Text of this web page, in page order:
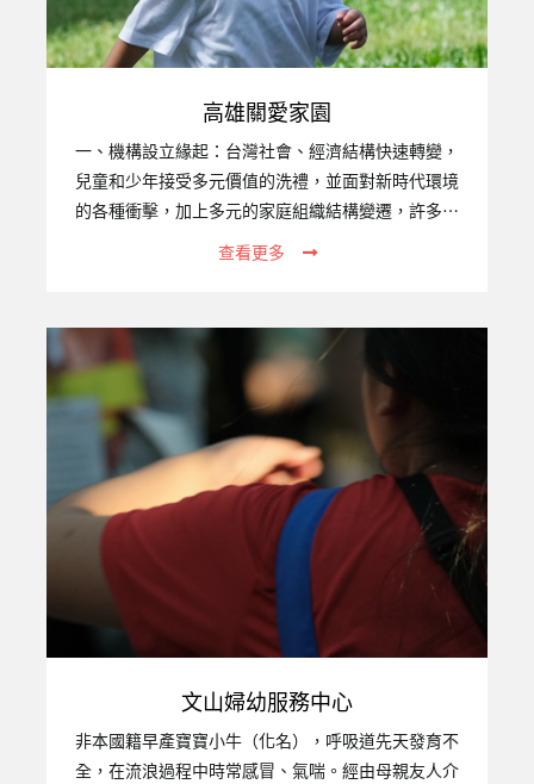
高雄關愛家園
一、機構設立緣起：台灣社會、經濟結構快速轉變，
兒童和少年接受多元價值的洗禮，並面對新時代環境
的各種衝擊，加上多元的家庭組織結構變遷，許多家
庭原本的功能銳減，不但無法承擔保護、教養子女之
職責，甚至成為侵害子女的源頭。【財團法人台灣關
輕社會負擔。二、機構設立宗旨：不分年齡、性別、
種族、國籍與宗教，提供安置服務、照顧、心理輔
導、生活補助，讓收容者都能感受到家的溫暖與生命
的尊嚴。以尊重和關懷延續家庭的溫暖，提供孩子們
更適切的專業服務，讓失家的孩子們能揮別陰霾、接
納自己並關愛別人。三、服務對象：提供床0至6歲幼
兒，一共12個床位。四、服務項目：生活照護：…
查看更多
文山婦幼服務中心
非本國籍早產寶寶小牛（化名），呼吸道先天發育不
全，在流浪過程中時常感冒、氣喘。經由母親友人介